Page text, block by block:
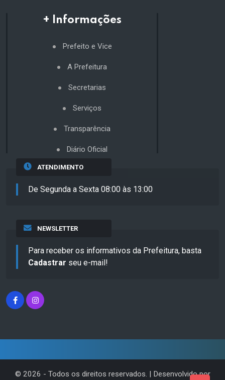
+ Informações
Prefeito e Vice
A Prefeitura
Secretarias
Serviços
Transparência
Diário Oficial
ATENDIMENTO
De Segunda a Sexta 08:00 às 13:00
NEWSLETTER
Para receber os informativos da Prefeitura, basta
Cadastrar seu e-mail!
© 2026 - Todos os direitos reservados. | Desenvolvido por